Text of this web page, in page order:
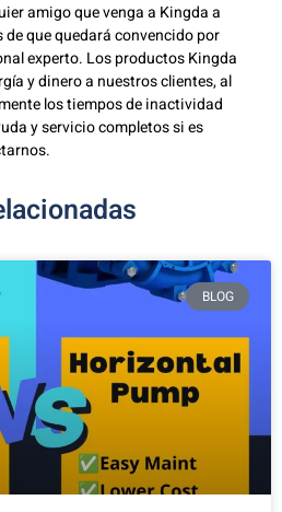
amigo que venga a Kingda a
que quedará convencido por
experto. Los productos Kingda
y dinero a nuestros clientes, al
los tiempos de inactividad
y servicio completos si es
BLOG